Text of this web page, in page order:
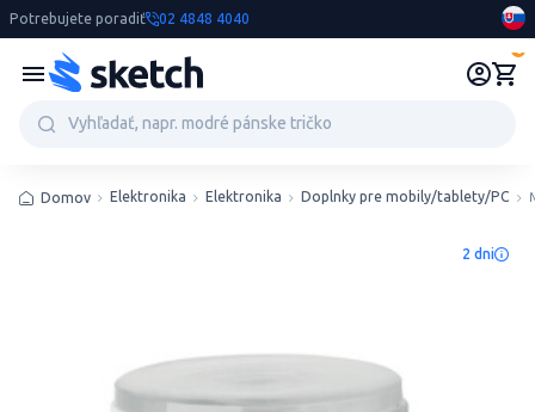
Potrebujete poradiť 02 4848 4040
Domov Elektronika Elektronika Doplnky pre mobily/tablety/PC
2 dni